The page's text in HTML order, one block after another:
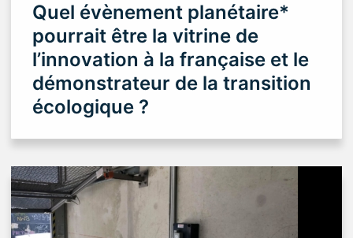
Quel évènement planétaire*
pourrait être la vitrine de
l’innovation à la française et le
démonstrateur de la transition
écologique ?